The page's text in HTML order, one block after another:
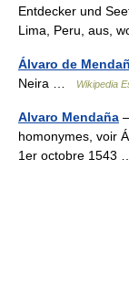
Entdecker und
Lima, Peru, aus,
Álvaro de
Neira …
Wikipedia
Alvaro Mendaña
homonymes, voir
1er octobre 1543